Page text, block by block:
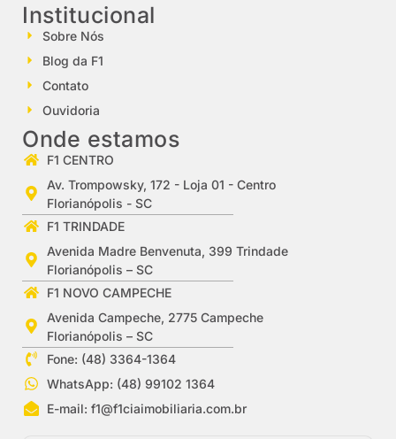
Institucional
Sobre Nós
Blog da F1
Contato
Ouvidoria
Onde estamos
F1 CENTRO
Av. Trompowsky, 172 - Loja 01 - Centro
Florianópolis - SC
F1 TRINDADE
Avenida Madre Benvenuta, 399 Trindade
Florianópolis – SC
F1 NOVO CAMPECHE
Avenida Campeche, 2775 Campeche
Florianópolis – SC
Fone: (48) 3364-1364
WhatsApp: (48) 99102 1364
E-mail:f1@f1ciaimobiliaria.com.br